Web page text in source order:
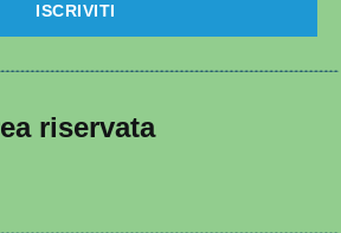
ISCRIVITI
riservata